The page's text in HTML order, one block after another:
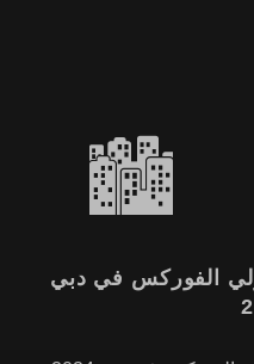
الفوركس في دبي
🏙️